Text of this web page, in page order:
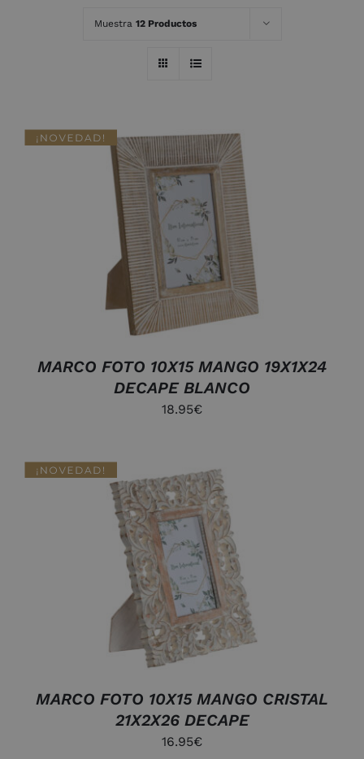
Muestra 12 Productos
AÑADIR AL CARRITO
/
MARCO FOTO 10X15 MANGO 19X1X24
DECAPE BLANCO
18.95€
AÑADIR AL CARRITO
/
MARCO FOTO 10X15 MANGO CRISTAL
21X2X26 DECAPE
16.95€